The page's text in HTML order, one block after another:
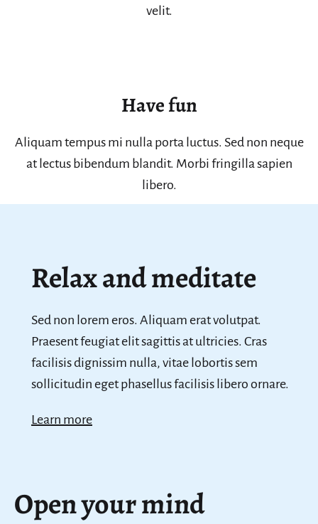
velit.
Have fun
Aliquam tempus mi nulla porta luctus. Sed non neque
at lectus bibendum blandit. Morbi fringilla sapien
libero.
Relax and meditate
Sed non lorem eros. Aliquam erat volutpat.
Praesent feugiat elit sagittis at ultricies. Cras
facilisis dignissim nulla, vitae lobortis sem
sollicitudin eget phasellus facilisis libero ornare.
Learn more
Open your mind